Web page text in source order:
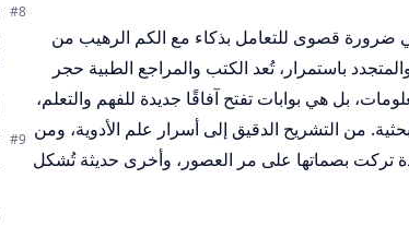
ضرورة قصوى للتعامل بذكاء مع الكم الرهيب من
باستمرار، تُعد الكتب والمراجع الطبية حجر
بل هي بوابات تفتح آفاقًا جديدة للفهم والتعلم،
من التشريح الدقيق إلى أسرار علم الأدوية، ومن
تركت بصماتها على مر العصور، وأخرى حديثة تُشكل